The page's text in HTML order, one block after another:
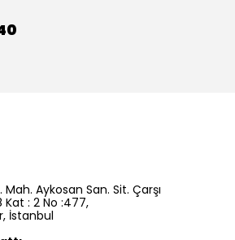
Mah. Aykosan San. Sit. Çarşı
Kat : 2 No :477,
İstanbul